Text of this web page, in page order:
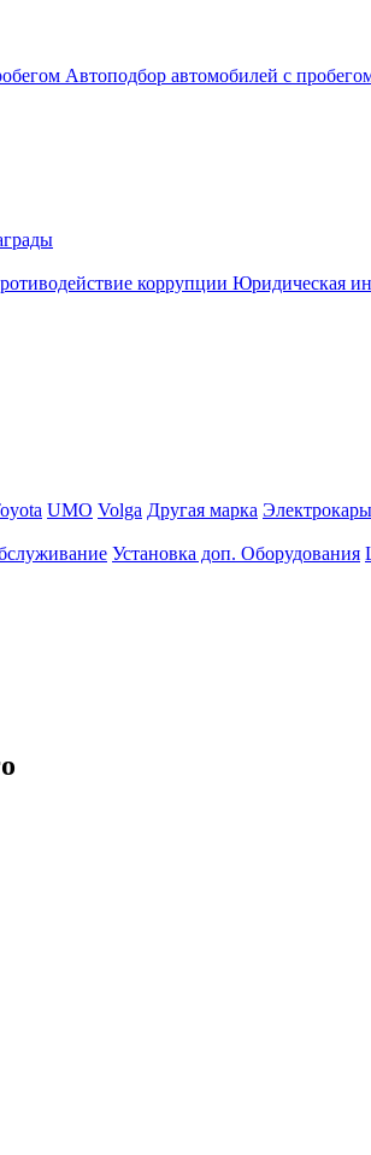
Автоподбор автомобилей с
коррупции Юридическая
UMO Volga Другая марка Электрокары
Установка доп. Оборудования